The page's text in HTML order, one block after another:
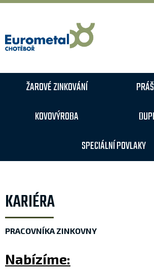
ŽAROVÉ ZINKOVÁNÍ
KOVOVÝROBA
SPECIÁLNÍ POVLAKY
KARIÉRA
PRACOVNÍKA ZINKOVNY
Nabízíme: